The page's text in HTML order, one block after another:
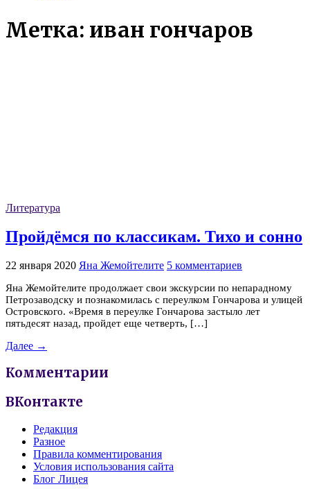
Метка: иван гончаров
Литература
Пройдёмся по классикам. Тихо и сонно
22 января 2020 Яна Жемойтелите 5 комментариев
Яна Жемойтелите продолжает свои экскурсии по непарадному
Петрозаводску и познакомилась с переулком Гончарова и улицей
Островского. «Время в переулке Гончарова застыло лет
пятьдесят назад, пройдет еще четверть, […]
Далее →
Комментарии
ВКонтакте
Редакция
Разное
Правила комментирования
Условия использования сайта
Блог Лицея